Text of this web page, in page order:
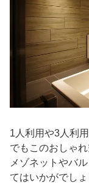
1人利用や3人利
でもこのおしゃ
メゾネットやバ
てはいかがでしょ